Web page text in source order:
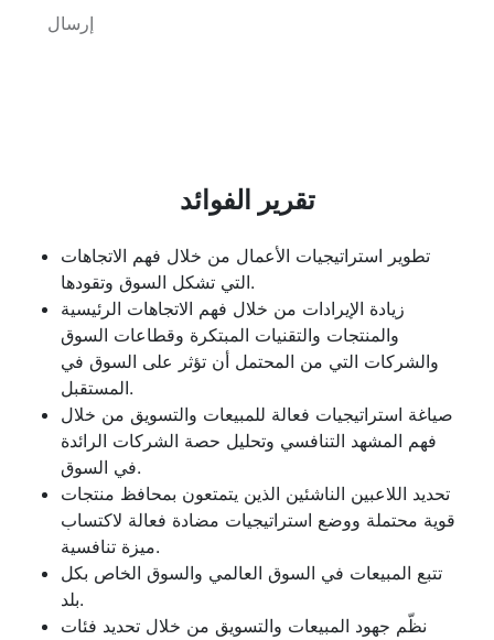
تقرير الفوائد
تطوير استراتيجيات الأعمال من خلال فهم الاتجاهات
التي تشكل السوق وتقودها.
زيادة الإيرادات من خلال فهم الاتجاهات الرئيسية
والمنتجات والتقنيات المبتكرة وقطاعات السوق
والشركات التي من المحتمل أن تؤثر على السوق في
المستقبل.
صياغة استراتيجيات فعالة للمبيعات والتسويق من خلال
فهم المشهد التنافسي وتحليل حصة الشركات الرائدة
في السوق.
تحديد اللاعبين الناشئين الذين يتمتعون بمحافظ منتجات
قوية محتملة ووضع استراتيجيات مضادة فعالة لاكتساب
ميزة تنافسية.
تتبع المبيعات في السوق العالمي والسوق الخاص بكل
بلد.
نظّم جهود المبيعات والتسويق من خلال تحديد فئات